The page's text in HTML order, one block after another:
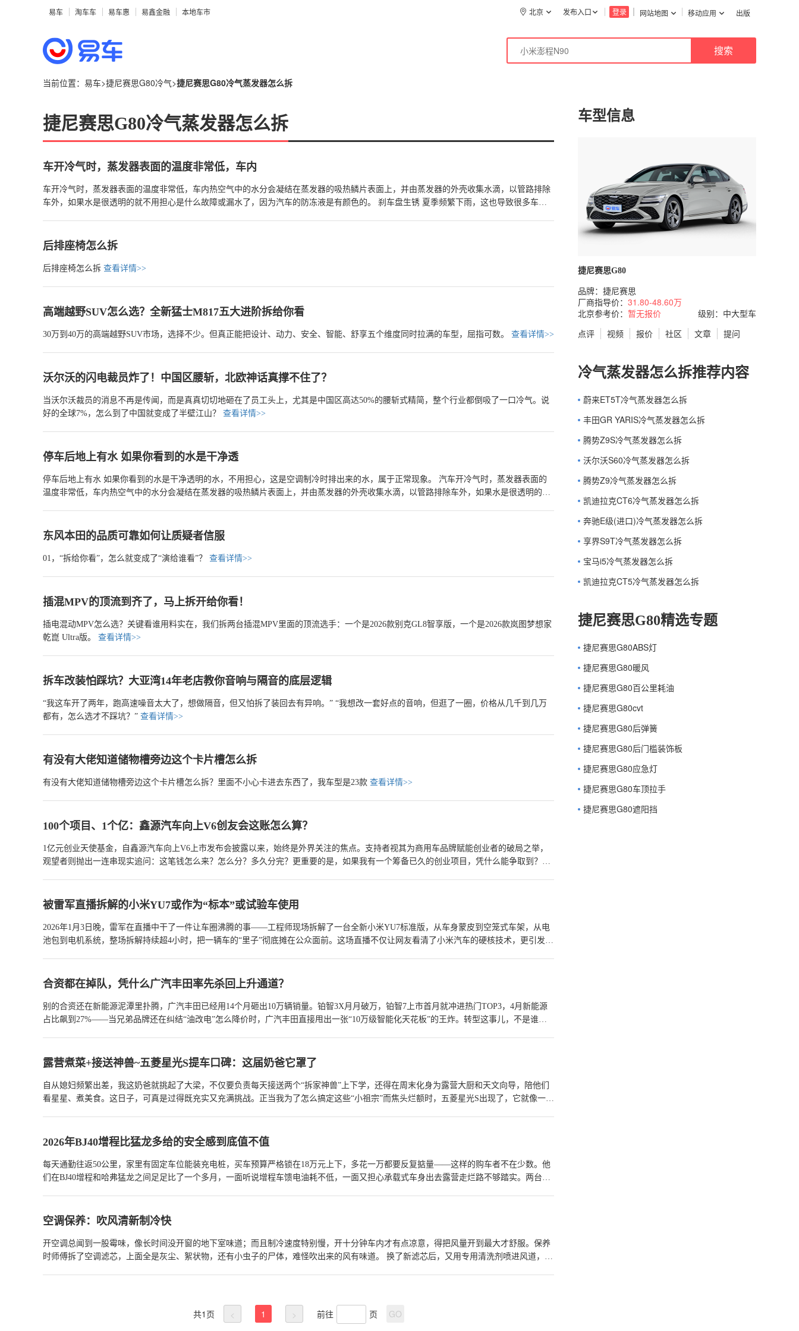
易车 淘车车 易车惠 易鑫金融 本地车市 网站地图 移动应用 出版
登录
发布入口
北京
当前位置： 易车>捷尼赛思G80冷气>捷尼赛思G80冷气蒸发器怎么拆
捷尼赛思G80冷气蒸发器怎么拆
车开冷气时，蒸发器表面的温度非常低，车内
车开冷气时，蒸发器表面的温度非常低，车内热空气中的水分会凝结在蒸发器的吸热鳞片表面上，并由蒸发器的外壳收集水滴，以管路排除
车外，如果水是很透明的就不用担心是什么故障或漏水了，因为汽车的防冻液是有颜色的。 刹车盘生锈 夏季频繁下雨，这也导致很多车主
后排座椅怎么拆
后排座椅怎么拆 查看详情>>
高端越野SUV怎么选？全新猛士M817五大进阶拆给你看
30万到40万的高端越野SUV市场，选择不少。但真正能把设计、动力、安全、智能、舒享五个维度同时拉满的车型，屈指可数。 查看详情>>
沃尔沃的闪电裁员炸了！中国区腰斩，北欧神话真撑不住了？
当沃尔沃裁员的消息不再是传闻，而是真真切切地砸在了员工头上，尤其是中国区高达50%的腰斩式精简，整个行业都倒吸了一口冷气。说
好的全球7%，怎么到了中国就变成了半壁江山？ 查看详情>>
停车后地上有水 如果你看到的水是干净透
停车后地上有水 如果你看到的水是干净透明的水，不用担心，这是空调制冷时排出来的水，属于正常现象。 汽车开冷气时，蒸发器表面的
温度非常低，车内热空气中的水分会凝结在蒸发器的吸热鳞片表面上，并由蒸发器的外壳收集水滴，以管路排除车外，如果水是很透明的就
东风本田的品质可靠如何让质疑者信服
01，“拆给你看”，怎么就变成了“演给谁看”？ 查看详情>>
插混MPV的顶流到齐了，马上拆开给你看！
插电混动MPV怎么选？关键看谁用料实在，我们拆两台插混MPV里面的顶流选手：一个是2026款别克GL8智享版，一个是2026款岚图梦想家
乾崑 Ultra版。 查看详情>>
拆车改装怕踩坑？大亚湾14年老店教你音响与隔音的底层逻辑
“我这车开了两年，跑高速噪音太大了，想做隔音，但又怕拆了装回去有异响。” “我想改一套好点的音响，但逛了一圈，价格从几千到几万
都有，怎么选才不踩坑？” 查看详情>>
有没有大佬知道储物槽旁边这个卡片槽怎么拆
有没有大佬知道储物槽旁边这个卡片槽怎么拆？里面不小心卡进去东西了，我车型是23款 查看详情>>
100个项目、1个亿：鑫源汽车向上V6创友会这账怎么算？
1亿元创业天使基金，自鑫源汽车向上V6上市发布会披露以来，始终是外界关注的焦点。支持者视其为商用车品牌赋能创业者的破局之举，
观望者则抛出一连串现实追问：这笔钱怎么来？怎么分？多久分完？更重要的是，如果我有一个筹备已久的创业项目，凭什么能争取到？带
被雷军直播拆解的小米YU7或作为“标本”或试验车使用
2026年1月3日晚，雷军在直播中干了一件让车圈沸腾的事——工程师现场拆解了一台全新小米YU7标准版，从车身蒙皮到空笼式车架，从电
池包到电机系统，整场拆解持续超4小时，把一辆车的“里子”彻底摊在公众面前。这场直播不仅让网友看清了小米汽车的硬核技术，更引发了
合资都在掉队，凭什么广汽丰田率先杀回上升通道？
别的合资还在新能源泥潭里扑腾，广汽丰田已经用14个月砸出10万辆销量。铂智3X月月破万，铂智7上市首月就冲进热门TOP3，4月新能源
占比飙到27%——当兄弟品牌还在纠结“油改电”怎么降价时，广汽丰田直接甩出一张“10万级智能化天花板”的王炸。转型这事儿，不是谁喊
露营煮菜+接送神兽~五菱星光S提车口碑：这届奶爸它罩了
自从媳妇频繁出差，我这奶爸就挑起了大梁，不仅要负责每天接送两个“拆家神兽”上下学，还得在周末化身为露营大厨和天文向导，陪他们
看星星、煮美食。这日子，可真是过得既充实又充满挑战。正当我为了怎么搞定这些“小祖宗”而焦头烂额时，五菱星光S出现了，它就像一辆
2026年BJ40增程比猛龙多给的安全感到底值不值
每天通勤往返50公里，家里有固定车位能装充电桩，买车预算严格锁在18万元上下，多花一万都要反复掂量——这样的购车者不在少数。他
们在BJ40增程和哈弗猛龙之间足足比了一个多月，一面听说增程车馈电油耗不低，一面又担心承载式车身出去露营走烂路不够踏实。两台车
把花钱的方向看清楚。查看详情>>
空调保养：吹风清新制冷快
开空调总闻到一股霉味，像长时间没开窗的地下室味道；而且制冷速度特别慢，开十分钟车内才有点凉意，得把风量开到最大才舒服。保养
时师傅拆了空调滤芯，上面全是灰尘、絮状物，还有小虫子的尸体，难怪吹出来的风有味道。​ 换了新滤芯后，又用专用清洗剂喷进风道，清
干，这样就不容易长霉菌了。现在每次开空调，都觉得特别舒服，再也不用忍受霉味和慢半拍的制冷了。
共1 页 < 1 > 前往 页 GO
车型信息
捷尼赛思G80
品牌： 捷尼赛思
厂商指导价： 31.80-48.60万
北京参考价： 暂无报价
级别：中大型车
点评
视频 报价 社区 文章 提问
冷气蒸发器怎么拆推荐内容
蔚来ET5T冷气蒸发器怎么拆
丰田GR YARIS冷气蒸发器怎么拆
腾势Z9S冷气蒸发器怎么拆
沃尔沃S60冷气蒸发器怎么拆
腾势Z9冷气蒸发器怎么拆
凯迪拉克CT6冷气蒸发器怎么拆
奔驰E级(进口)冷气蒸发器怎么拆
享界S9T冷气蒸发器怎么拆
宝马i5冷气蒸发器怎么拆
凯迪拉克CT5冷气蒸发器怎么拆
捷尼赛思G80精选专题
捷尼赛思G80ABS灯
捷尼赛思G80暖风
捷尼赛思G80百公里耗油
捷尼赛思G80cvt
捷尼赛思G80后弹簧
捷尼赛思G80后门槛装饰板
捷尼赛思G80应急灯
捷尼赛思G80车顶拉手
捷尼赛思G80遮阳挡